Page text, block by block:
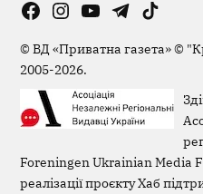
FacebookInstagram
YouTubeTelegramTikTok
©ВД «Приватна газета»©
2005-2026.
Foreningen Ukrainian Media
реалізації проєкту Хаб